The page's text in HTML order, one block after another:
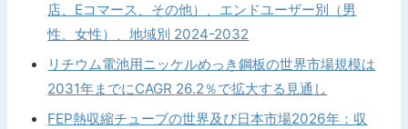
店、Eコマース、その他）、エンドユーザー別（男
性、女性）、地域別 2024-2032
リチウム電池用ニッケルめっき鋼板の世界市場規模は
2031年までにCAGR 26.2％で拡大する見通し
FEP熱収縮チューブの世界及び日本市場2026年：収